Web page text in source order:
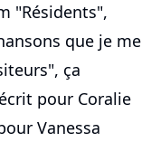
"Résidents",
que je me
ça
pour Coralie
Vanessa